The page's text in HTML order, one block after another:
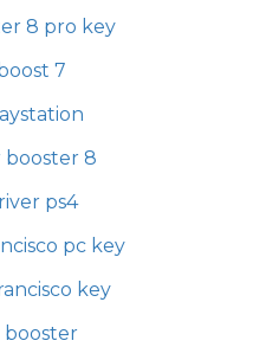
8 pro key
7
booster 8
ps4
pc key
key
booster